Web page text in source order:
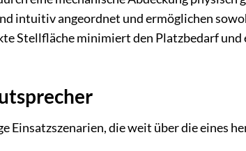
intuitiv angeordnet und ermöglichen
Stellfläche minimiert den Platzbedarf
Einsatzszenarien, die weit über die eines